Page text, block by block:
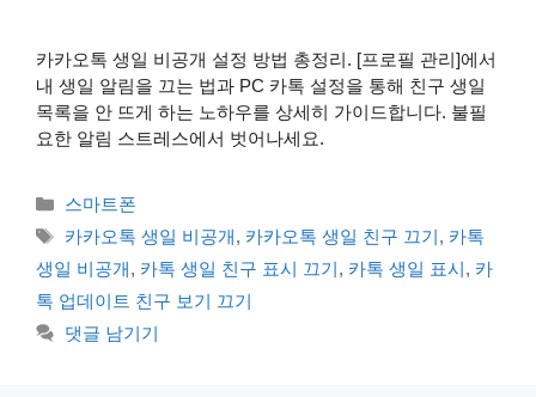
카카오톡 생일 비공개 설정 방법 총정리. [프로필 관리]에서
내 생일 알림을 끄는 법과 PC 카톡 설정을 통해 친구 생일
목록을 안 뜨게 하는 노하우를 상세히 가이드합니다. 불필
요한 알림 스트레스에서 벗어나세요.
카
테
고
리
스마트폰
태
그
카카오톡 생일 비공개, 카카오톡 생일 친구 끄기, 카톡
생일 비공개, 카톡 생일 친구 표시 끄기, 카톡 생일 표시, 카
톡 업데이트 친구 보기 끄기
댓글 남기기